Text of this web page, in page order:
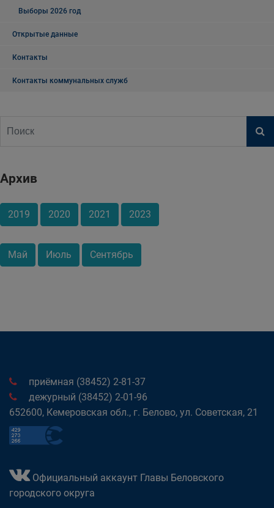
Выборы 2026 год
Открытые данные
Контакты
Контакты коммунальных служб
Архив
2019 2020 2021 2023
Май Июль Сентябрь
приёмная (38452) 2-81-37
дежурный (38452) 2-01-96
652600, Кемеровская обл., г. Белово, ул. Советская, 21
Официальный аккаунт Главы Беловского
городского округа